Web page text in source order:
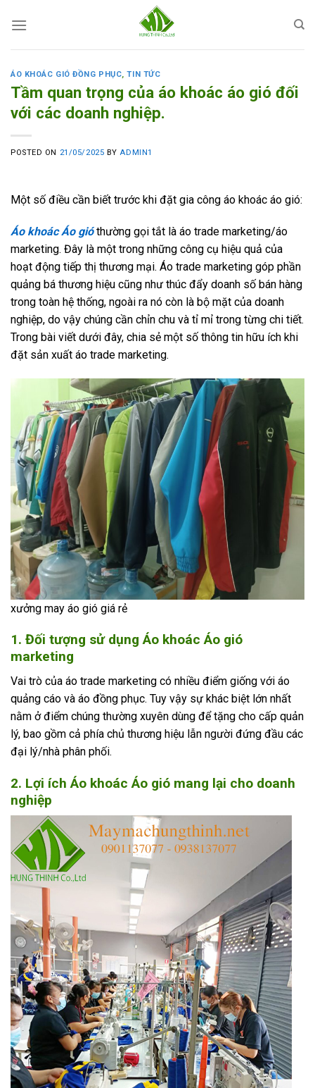
ÁO KHOÁC GIÓ ĐỒNG PHỤC,TIN TỨC
Tầm quan trọng của áo khoác áo gió đối
với các doanh nghiệp.
POSTED ON 21/05/2025 BY ADMIN1
Một số điều cần biết trước khi đặt gia công áo khoác áo gió:
Áo khoác Áo gióthường gọi tắt là áo trade marketing/áo
marketing. Đây là một trong những công cụ hiệu quả của
hoạt động tiếp thị thương mại. Áo trade marketing góp phần
quảng bá thương hiệu cũng như thúc đẩy doanh số bán hàng
trong toàn hệ thống, ngoài ra nó còn là bộ mặt của doanh
nghiệp, do vậy chúng cần chỉn chu và tỉ mỉ trong từng chi tiết.
Trong bài viết dưới đây, chia sẻ một số thông tin hữu ích khi
đặt sản xuất áo trade marketing.
xưởng may áo gió giá rẻ
1. Đối tượng sử dụng Áo khoác Áo gió
marketing
Vai trò của áo trade marketing có nhiều điểm giống với áo
quảng cáo và áo đồng phục. Tuy vậy sự khác biệt lớn nhất
nằm ở điểm chúng thường xuyên dùng để tặng cho cấp quản
lý, bao gồm cả phía chủ thương hiệu lẫn người đứng đầu các
đại lý/nhà phân phối.
2. Lợi ích Áo khoác Áo gió mang lại cho doanh
nghiệp